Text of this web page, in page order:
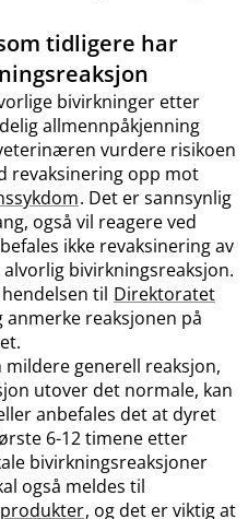
tidligere har
bivirkninger etter
allmennpåkjenning
vurdere risikoen
revaksinering opp mot
. Det er sannsynlig
også vil reagere ved
ikke revaksinering av
bivirkningsreaksjon.
til Direktoratet
anmerke reaksjonen på
generell reaksjon,
utover det normale, kan
anbefales det at dyret
6-12 timene etter
bivirkningsreaksjoner
også meldes til
, og det er viktig at